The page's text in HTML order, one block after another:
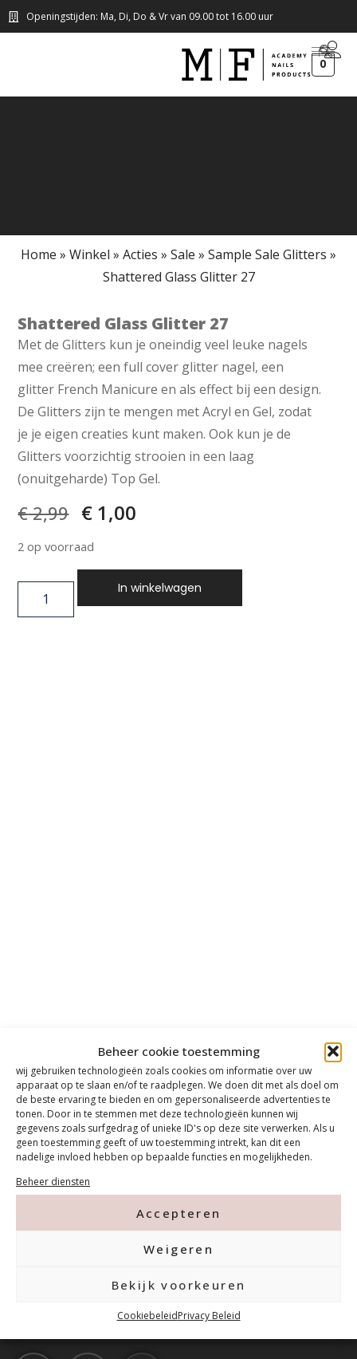
Beheer cookie toestemming
wij gebruiken technologieën zoals cookies om informatie over uw
apparaat op te slaan en/of te raadplegen. We doen dit met als doel om
de beste ervaring te bieden en om gepersonaliseerde advertenties te
tonen. Door in te stemmen met deze technologieën kunnen wij
gegevens zoals surfgedrag of unieke ID's op deze site verwerken. Als u
geen toestemming geeft of uw toestemming intrekt, kan dit een
nadelige invloed hebben op bepaalde functies en mogelijkheden.
Beheer diensten
Accepteren
Weigeren
Bekijk voorkeuren
CookiebeleidPrivacy Beleid
Openingstijden: Ma, Di, Do & Vr van 09.00 tot 16.00 uur
0
Home » Winkel » Acties » Sale » Sample Sale Glitters »
Shattered Glass Glitter 27
Shattered Glass Glitter 27
Met de Glitters kun je oneindig veel leuke nagels
mee creëren; een full cover glitter nagel, een
glitter French Manicure en als effect bij een design.
De Glitters zijn te mengen met Acryl en Gel, zodat
je je eigen creaties kunt maken. Ook kun je de
Glitters voorzichtig strooien in een laag
(onuitgeharde) Top Gel.
€2,99 € 1,00
2 op voorraad
In winkelwagen
Contact
Tanthofdreef 7 2623 EW Delft